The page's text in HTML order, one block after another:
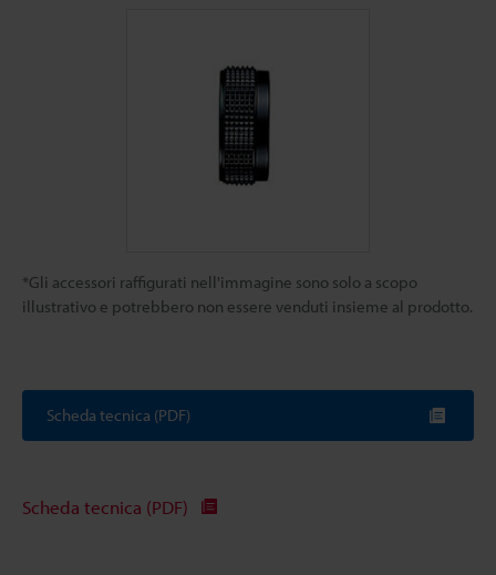
*Gli accessori raffigurati nell'immagine sono solo a scopo
illustrativo e potrebbero non essere venduti insieme al prodotto.
Scheda tecnica (PDF)
Scheda tecnica (PDF)